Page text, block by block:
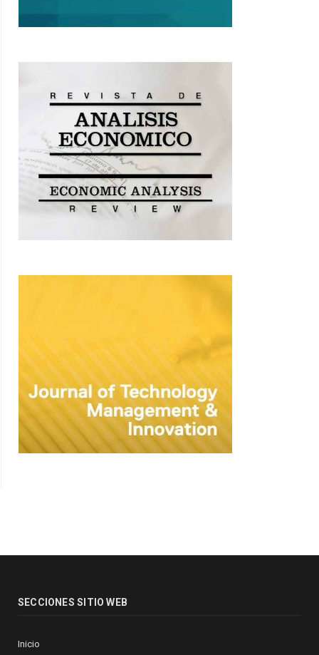
SECCIONES SITIO WEB
Inicio